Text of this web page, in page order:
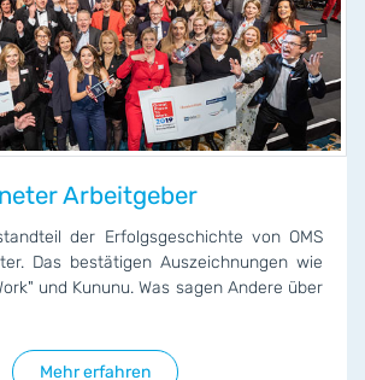
Arbeitgeber
der Erfolgsgeschichte von OMS
Das bestätigen Auszeichnungen wie
und Kununu. Was sagen Andere über
Mehr erfahren